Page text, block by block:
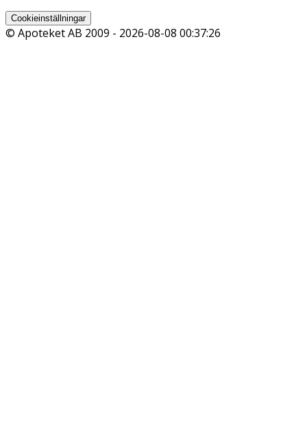
Cookieinställningar
© Apoteket AB 2009 - 2026-08-08 00:37:26